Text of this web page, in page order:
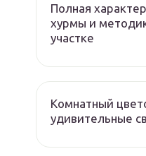
Полная
хурмы и
участке
Комнатный
удивительные